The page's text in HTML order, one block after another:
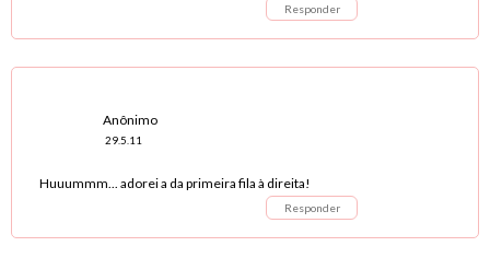
Responder
Anônimo
29.5.11
Huuummm... adorei a da primeira fila à direita!
Responder